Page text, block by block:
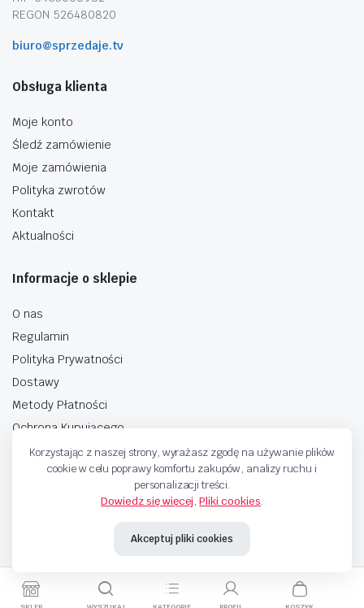
REGON 526480820
biuro@sprzedaje.tv
Obsługa klienta
Moje konto
Śledź zamówienie
Moje zamówienia
Polityka zwrotów
Kontakt
Aktualności
Informacje o sklepie
O nas
Regulamin
Polityka Prywatności
Dostawy
Metody Płatności
Ochrona Kupującego
Metody Płatnosci
Korzystając z naszej strony, wyrażasz zgodę na używanie plików
cookie w celu poprawy komfortu zakupów, analizy ruchu i
personalizacji treści.
Dowiedz się więcej,Pliki cookies.
Akceptuj pliki cookies